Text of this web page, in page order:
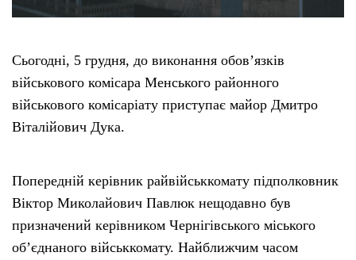
Сьогодні, 5 грудня, до виконання обов’язків
військового комісара Менського районного
військового комісаріату приступає майор Дмитро
Віталійович Дука.
Попередній керівник райвійськкомату підполковник
Віктор Миколайович Павлюк нещодавно був
призначений керівником Чернігівського міського
об’єднаного військкомату. Найближчим часом